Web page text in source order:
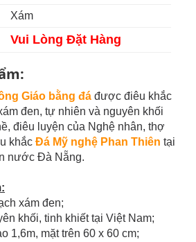
Xám
Vui Lòng Đặt Hàng
Giáo bằng đá được điêu khắc
đen, tự nhiên và nguyên khối
điêu luyện của Nghệ nhân, thợ
khắc Đá Mỹ nghệ Phan Thiên tại
nước Đà Nẵng.
xám đen;
khối, tinh khiết tại Việt Nam;
1,6m, mặt trên 60 x 60 cm;